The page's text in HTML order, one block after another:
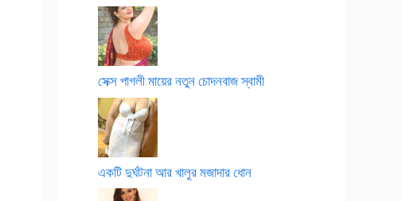
সেক্স পাগলী মায়ের নতুন চোদনবাজ স্বামী
একটি দুর্ঘটনা আর খালুর মজাদার ধোন